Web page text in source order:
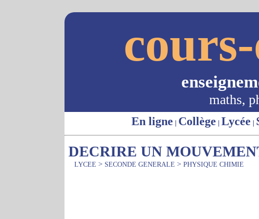
maths,
En ligne | Collège | Lycée |
DECRIRE UN
LYCEE > SECONDE GENERALE > PHYSIQUE CHIMIE